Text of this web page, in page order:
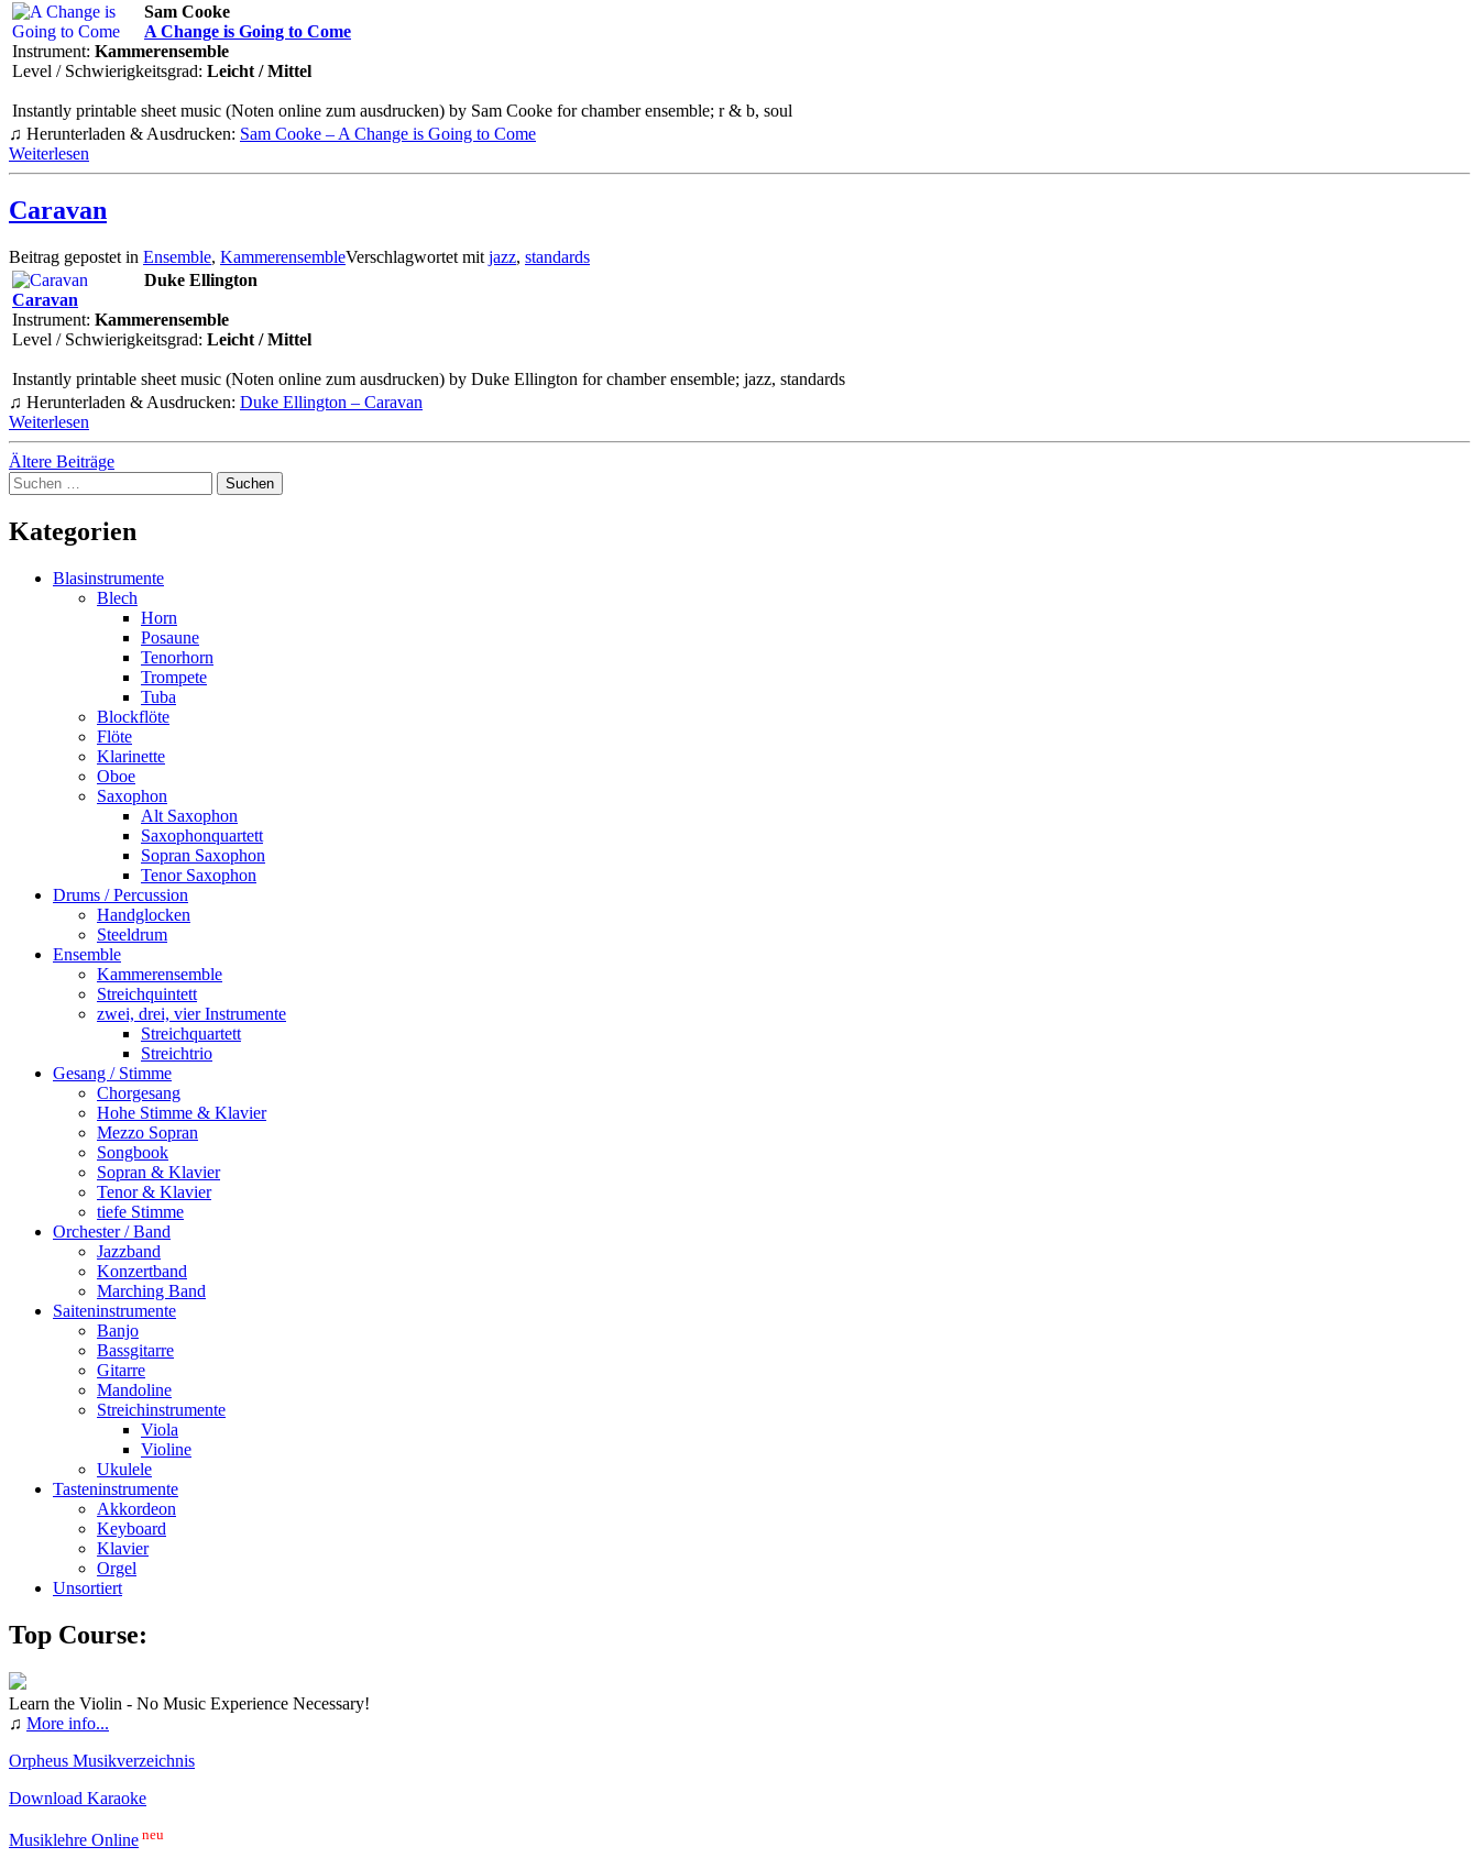
Sam Cooke
A Change is Going to Come
Instrument: Kammerensemble
Level / Schwierigkeitsgrad: Leicht / Mittel
Instantly printable sheet music (Noten online zum ausdrucken) by Sam Cooke for chamber ensemble; r & b, soul
♫ Herunterladen & Ausdrucken: Sam Cooke – A Change is Going to Come
Weiterlesen
Caravan
Beitrag gepostet in Ensemble, KammerensembleVerschlagwortet mit jazz, standards
Duke Ellington
Caravan
Instrument: Kammerensemble
Level / Schwierigkeitsgrad: Leicht / Mittel
Instantly printable sheet music (Noten online zum ausdrucken) by Duke Ellington for chamber ensemble; jazz, standards
♫ Herunterladen & Ausdrucken: Duke Ellington – Caravan
Weiterlesen
Beitragsnavigation
Ältere Beiträge
Suchen
nach:
Kategorien
Blasinstrumente
Blech
Horn
Posaune
Tenorhorn
Trompete
Tuba
Blockflöte
Flöte
Klarinette
Oboe
Saxophon
Alt Saxophon
Saxophonquartett
Sopran Saxophon
Tenor Saxophon
Drums / Percussion
Handglocken
Steeldrum
Ensemble
Kammerensemble
Streichquintett
zwei, drei, vier Instrumente
Streichquartett
Streichtrio
Gesang / Stimme
Chorgesang
Hohe Stimme & Klavier
Mezzo Sopran
Songbook
Sopran & Klavier
Tenor & Klavier
tiefe Stimme
Orchester / Band
Jazzband
Konzertband
Marching Band
Saiteninstrumente
Banjo
Bassgitarre
Gitarre
Mandoline
Streichinstrumente
Viola
Violine
Ukulele
Tasteninstrumente
Akkordeon
Keyboard
Klavier
Orgel
Unsortiert
Top Course:
Learn the Violin - No Music Experience Necessary!
♫ More info...
Orpheus Musikverzeichnis
Download Karaoke
Musiklehre Online neu